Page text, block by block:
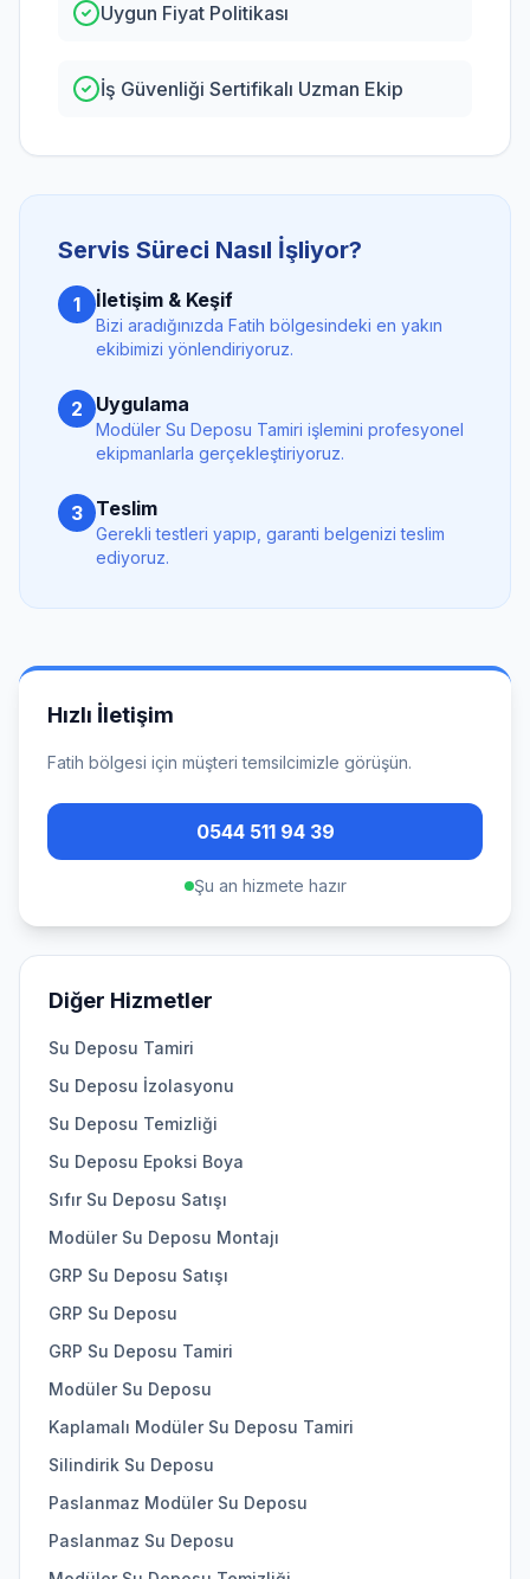
Uygun Fiyat Politikası
İş Güvenliği Sertifikalı Uzman Ekip
Servis Süreci Nasıl İşliyor?
1 İletişim & Keşif
Bizi aradığınızda Fatih bölgesindeki en yakın
ekibimizi yönlendiriyoruz.
2 Uygulama
Modüler Su Deposu Tamiri işlemini profesyonel
ekipmanlarla gerçekleştiriyoruz.
3 Teslim
Gerekli testleri yapıp, garanti belgenizi teslim
ediyoruz.
Hızlı İletişim
Fatih bölgesi için müşteri temsilcimizle görüşün.
0544 511 94 39
Şu an hizmete hazır
Diğer Hizmetler
Su Deposu Tamiri
Su Deposu İzolasyonu
Su Deposu Temizliği
Su Deposu Epoksi Boya
Sıfır Su Deposu Satışı
Modüler Su Deposu Montajı
GRP Su Deposu Satışı
GRP Su Deposu
GRP Su Deposu Tamiri
Modüler Su Deposu
Kaplamalı Modüler Su Deposu Tamiri
Silindirik Su Deposu
Paslanmaz Modüler Su Deposu
Paslanmaz Su Deposu